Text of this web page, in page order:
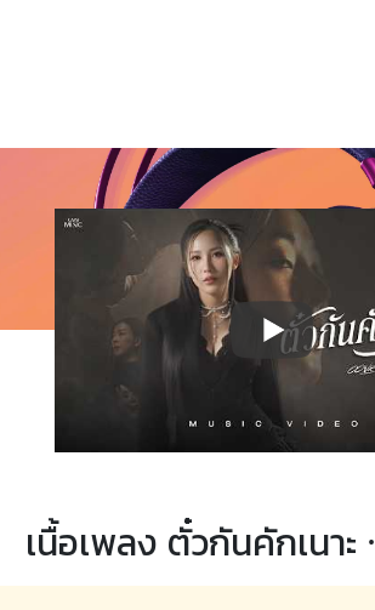
เนื้อเพลง ตั๋วกันคักเนาะ ·